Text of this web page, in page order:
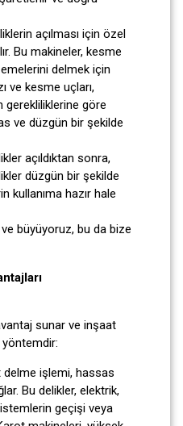
açılması için özel
Bu makineler, kesme
delmek için
ve kesme uçları,
göre
ve düzgün bir şekilde
açıldıktan sonra,
düzgün bir şekilde
kullanıma hazır hale
büyüyoruz, bu da bize
sunar ve inşaat
işlemi, hassas
Bu delikler, elektrik,
geçişi veya